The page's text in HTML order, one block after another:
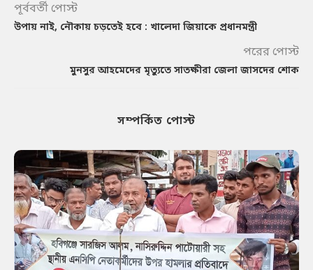
পূর্ববর্তী পোস্ট
উপায় নাই, নৌকায় চড়তেই হবে : খালেদা জিয়াকে প্রধানমন্ত্রী
পরের পোস্ট
মুনসুর আহমেদের মৃত্যুতে সাতক্ষীরা জেলা জাসদের শোক
সম্পর্কিত পোস্ট